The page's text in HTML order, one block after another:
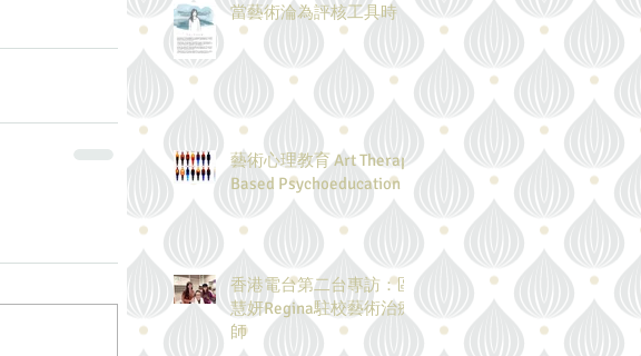
當藝術淪為評核工具時
藝術心理教育 Art Therapy
Based Psychoeducation
香港電台第二台專訪：區
慧妍Regina駐校藝術治療
師